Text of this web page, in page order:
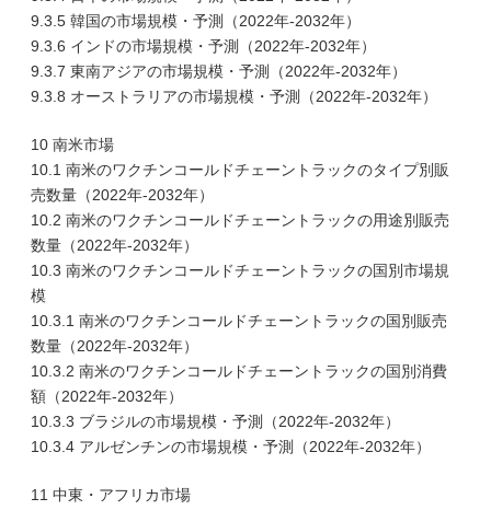
9.3.5 韓国の市場規模・予測（2022年-2032年）
9.3.6 インドの市場規模・予測（2022年-2032年）
9.3.7 東南アジアの市場規模・予測（2022年-2032年）
9.3.8 オーストラリアの市場規模・予測（2022年-2032年）
10 南米市場
10.1 南米のワクチンコールドチェーントラックのタイプ別販
売数量（2022年-2032年）
10.2 南米のワクチンコールドチェーントラックの用途別販売
数量（2022年-2032年）
10.3 南米のワクチンコールドチェーントラックの国別市場規
模
10.3.1 南米のワクチンコールドチェーントラックの国別販売
数量（2022年-2032年）
10.3.2 南米のワクチンコールドチェーントラックの国別消費
額（2022年-2032年）
10.3.3 ブラジルの市場規模・予測（2022年-2032年）
10.3.4 アルゼンチンの市場規模・予測（2022年-2032年）
11 中東・アフリカ市場